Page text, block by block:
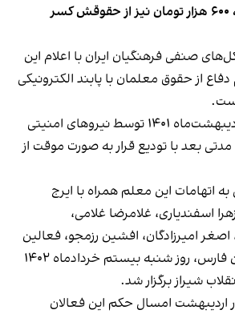
پرداخت کرده و ماهانه ۶۰۰ هزار تومان نیز از حقوقش کسر
صنفی فرهنگیان ایران با اعلام این
از حقوق معلمان با پابند الکترونیکی
نیروهای امنیتی
مدتی بعد با تودیع قرار به صورت موقت از
اتهامات این معلم همراه با ایرج
اسفندیاری، غلامرضا غلامی،
امیرزادگان، افشین رزمجو، فعالین
صنفی معلمان استان فارس، روز شنبه بیستم خردادماه ۱۴۰۲
شیراز برگزار شد.
اردیبهشت امسال حکم این فعالان